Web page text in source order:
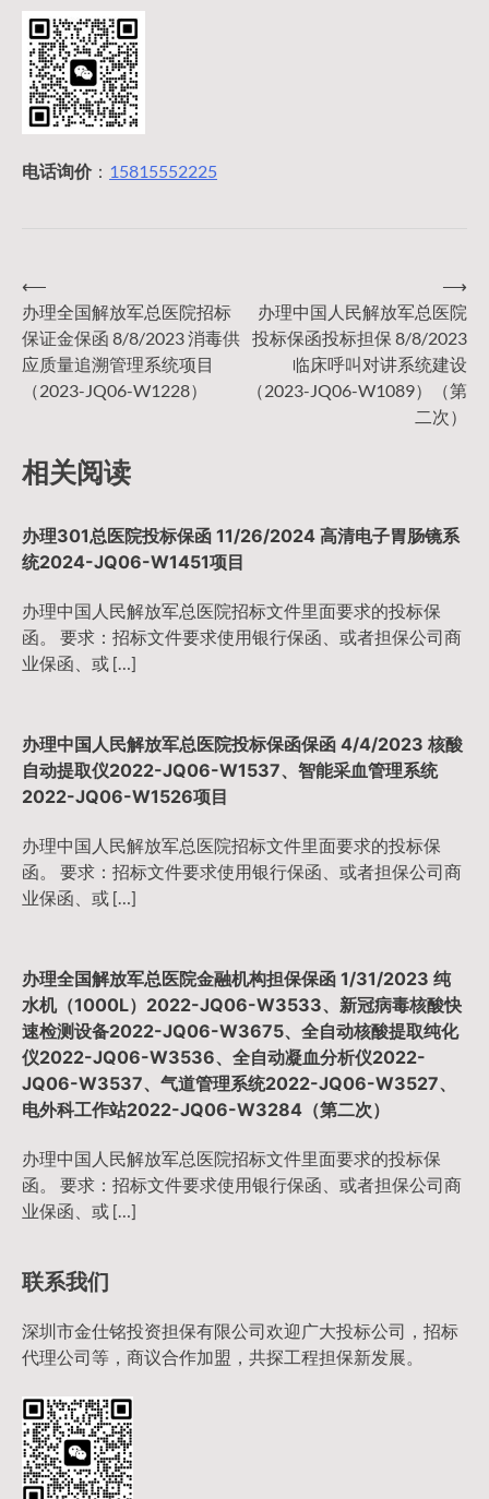
电话询价： 15815552225
文
章
航
⟵
办理全国解放军总医院招标
保证金保函 8/8/2023 消毒供
应质量追溯管理系统项目
（2023-JQ06-W1228）
办理中国人民解放军总医院
投标保函投标担保 8/8/2023
临床呼叫对讲系统建设
（2023-JQ06-W1089）（第
二次）
⟶
相关阅读
办理301总医院投标保函 11/26/2024 高清电子胃肠镜系
统2024-JQ06-W1451项目
办理中国人民解放军总医院招标文件里面要求的投标保
函。 要求：招标文件要求使用银行保函、或者担保公司商
业保函、或 […]
办理中国人民解放军总医院投标保函保函 4/4/2023 核酸
自动提取仪2022-JQ06-W1537、智能采血管理系统
2022-JQ06-W1526项目
办理中国人民解放军总医院招标文件里面要求的投标保
函。 要求：招标文件要求使用银行保函、或者担保公司商
业保函、或 […]
办理全国解放军总医院金融机构担保保函 1/31/2023 纯
水机（1000L）2022-JQ06-W3533、新冠病毒核酸快
速检测设备2022-JQ06-W3675、全自动核酸提取纯化
仪2022-JQ06-W3536、全自动凝血分析仪2022-
JQ06-W3537、气道管理系统2022-JQ06-W3527、
电外科工作站2022-JQ06-W3284（第二次）
办理中国人民解放军总医院招标文件里面要求的投标保
函。 要求：招标文件要求使用银行保函、或者担保公司商
业保函、或 […]
联系我们
深圳市金仕铭投资担保有限公司欢迎广大投标公司，招标
代理公司等，商议合作加盟，共探工程担保新发展。